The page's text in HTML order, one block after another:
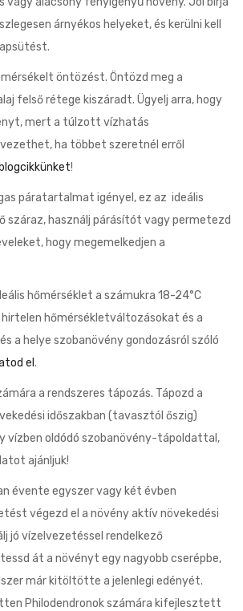
árnyékos helyeket, és kerülni kell
öntözést. Öntözd meg a
felső rétege kiszáradt. Ügyelj arra, hogy
mert a túlzott vízhatás
ha többet szeretnél erről
blogcikkünket!
páratartalmat igényel, ez az ideális
száraz, használj párásítót vagy permetezd
hogy megemelkedjen a
hőmérséklet a számukra 18-24°C
hirtelen hőmérsékletváltozásokat és a
a helye szobanövény gondozásról szóló
el .
a rendszeres tápozás. Tápozd a
időszakban (tavasztól őszig)
vízben oldódó szobanövény-tápoldattal,
ajánljuk!
évente egyszer vagy két évben
végezd el a növény aktív növekedési
jó vízelvezetéssel rendelkező
át a növényt egy nagyobb cserépbe,
már kitöltötte a jelenlegi edényét.
Philodendronok számára kifejlesztett